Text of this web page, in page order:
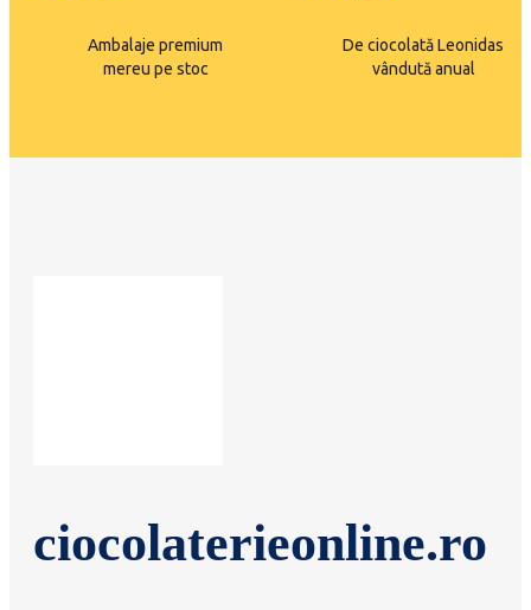
Ambalaje premium
mereu pe stoc
De ciocolată Leonidas
vândută anual
ciocolaterieonline.ro